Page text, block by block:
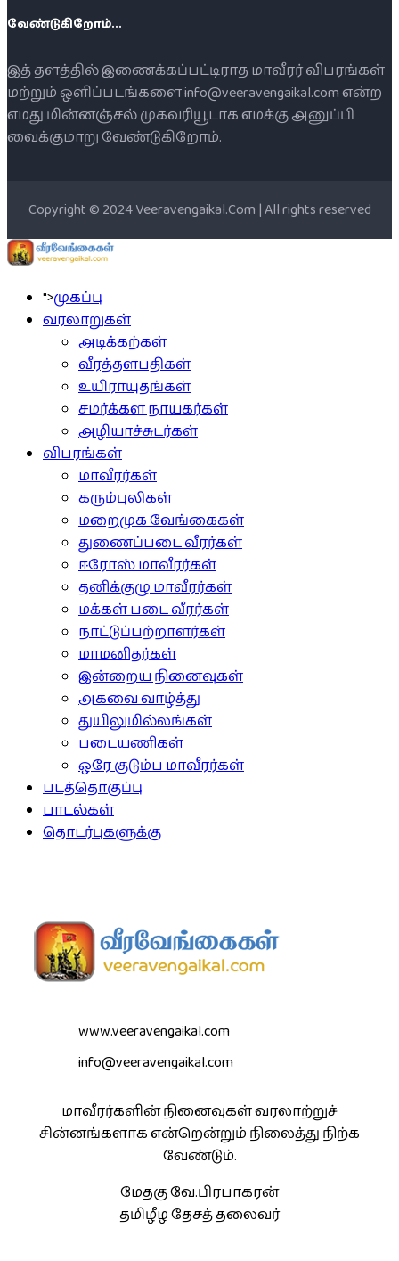
வேண்டுகிறோம்...
இத் தளத்தில் இணைக்கப்பட்டிராத மாவீரர் விபரங்கள்
மற்றும் ஒளிப்படங்களை info@veeravengaikal.com என்ற
எமது மின்னஞ்சல் முகவரியூடாக எமக்கு அனுப்பி
வைக்குமாறு வேண்டுகிறோம்.
Copyright © 2024 Veeravengaikal.Com | All rights reserved
">முகப்பு
வரலாறுகள்
அடிக்கற்கள்
வீரத்தளபதிகள்
உயிராயுதங்கள்
சமர்க்கள நாயகர்கள்
அழியாச்சுடர்கள்
விபரங்கள்
மாவீரர்கள்
கரும்புலிகள்
மறைமுக வேங்கைகள்
துணைப்படை வீரர்கள்
ஈரோஸ் மாவீரர்கள்
தனிக்குழு மாவீரர்கள்
மக்கள் படை வீரர்கள்
நாட்டுப்பற்றாளர்கள்
மாமனிதர்கள்
இன்றைய நினைவுகள்
அகவை வாழ்த்து
துயிலுமில்லங்கள்
படையணிகள்
ஒரே குடும்ப மாவீரர்கள்
படத்தொகுப்பு
பாடல்கள்
தொடர்புகளுக்கு
www.veeravengaikal.com
info@veeravengaikal.com
மாவீரர்களின் நினைவுகள் வரலாற்றுச்
சின்னங்களாக என்றென்றும் நிலைத்து நிற்க
வேண்டும்.
மேதகு வே.பிரபாகரன்
தமிழீழ தேசத் தலைவர்